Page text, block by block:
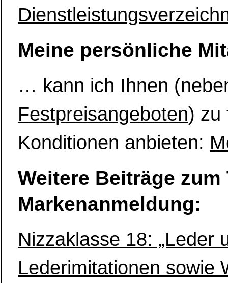
Meine persönliche
… kann ich Ihnen
Festpreisangeboten) zu
Konditionen anbieten:
Weitere Beiträge zum
Markenanmeldung:
Nizzaklasse 18: „Leder
Lederimitationen sowie